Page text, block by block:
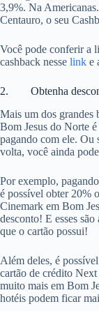
3,9%. Na
Centauro, o seu
Você pode conferir a
cashback nesse link e
2. Obtenha
Mais um dos grandes
Bom Jesus do Norte
pagando com ele. Ou
volta, você ainda
Por exemplo,
é possível obter 20%
Cinemark em Bom
desconto! E esses
que o cartão possui!
Além deles, é
cartão de crédito
muito mais em Bom
hotéis podem ficar